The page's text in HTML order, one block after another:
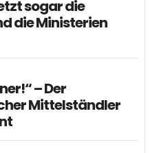
sogar die
die Ministerien
– Der
Mittelständler